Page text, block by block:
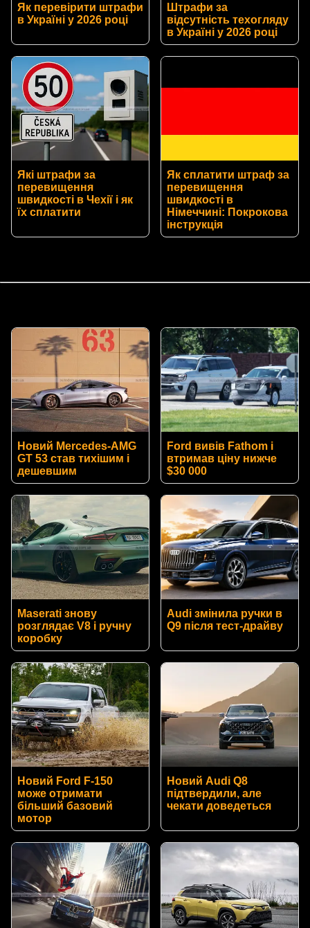
Як перевірити штрафи
в Україні у 2026 році
Штрафи за
відсутність техогляду
в Україні у 2026 році
Які штрафи за
перевищення
швидкості в Чехії і як
їх сплатити
Як сплатити штраф за
перевищення
швидкості в
Німеччині: Покрокова
інструкція
Новий Mercedes-AMG
GT 53 став тихішим і
дешевшим
Ford вивів Fathom і
втримав ціну нижче
$30 000
Maserati знову
розглядає V8 і ручну
коробку
Audi змінила ручки в
Q9 після тест-драйву
Новий Ford F-150
може отримати
більший базовий
мотор
Новий Audi Q8
підтвердили, але
чекати доведеться